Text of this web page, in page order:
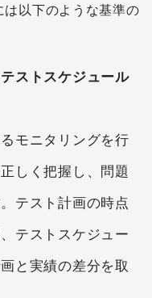
以下のような基準の
ストスケジュール
モニタリングを行
しく把握し、問題
テスト計画の時点
テストスケジュー
と実績の差分を取